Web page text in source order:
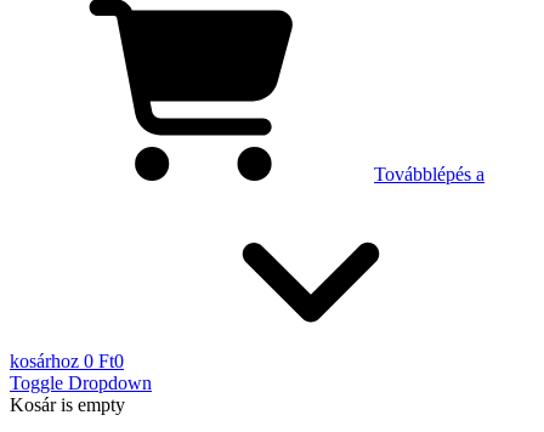
Továbblépés a
kosárhoz 0 Ft0
Toggle Dropdown
Kosáris empty